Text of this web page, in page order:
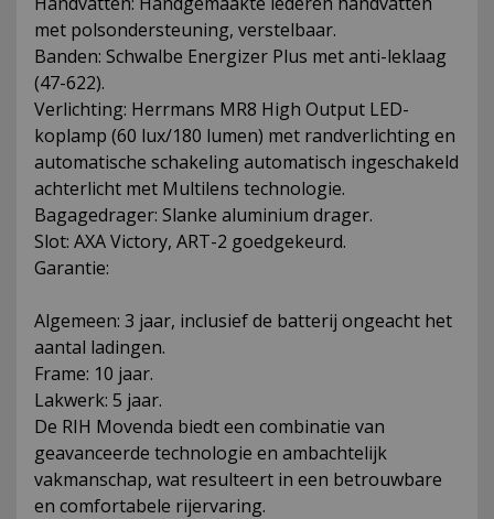
met polsondersteuning, verstelbaar.
Banden: Schwalbe Energizer Plus met anti-leklaag
(47-622).
Verlichting: Herrmans MR8 High Output LED-
koplamp (60 lux/180 lumen) met randverlichting en
automatische schakeling automatisch ingeschakeld
achterlicht met Multilens technologie.
Bagagedrager: Slanke aluminium drager.
Slot: AXA Victory, ART-2 goedgekeurd.
Garantie:
Algemeen: 3 jaar, inclusief de batterij ongeacht het
aantal ladingen.
Frame: 10 jaar.
Lakwerk: 5 jaar.
De RIH Movenda biedt een combinatie van
geavanceerde technologie en ambachtelijk
vakmanschap, wat resulteert in een betrouwbare
en comfortabele rijervaring.